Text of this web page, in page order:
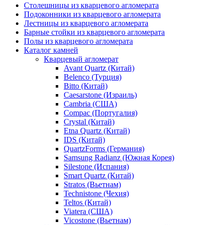
Столешницы из кварцевого агломерата
Подоконники из кварцевого агломерата
Лестницы из кварцевого агломерата
Барные стойки из кварцевого агломерата
Полы из кварцевого агломерата
Каталог камней
Кварцевый агломерат
Avant Quartz (Китай)
Belenco (Турция)
Bitto (Китай)
Caesarstone (Израиль)
Cambria (США)
Compac (Португалия)
Crystal (Китай)
Etna Quartz (Китай)
IDS (Китай)
QuartzForms (Германия)
Samsung Radianz (Южная Корея)
Silestone (Испания)
Smart Quartz (Китай)
Stratos (Вьетнам)
Technistone (Чехия)
Teltos (Китай)
Viatera (США)
Vicostone (Вьетнам)